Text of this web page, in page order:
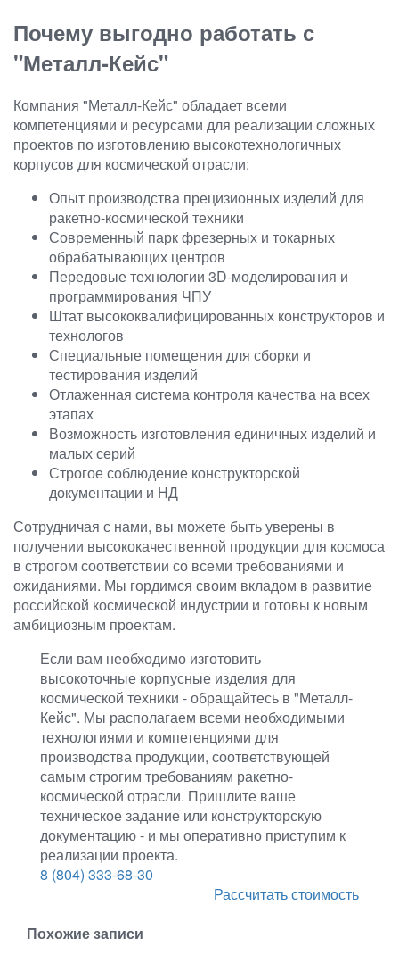
Почему выгодно работать с
"Металл-Кейс"
Компания "Металл-Кейс" обладает всеми
компетенциями и ресурсами для реализации сложных
проектов по изготовлению высокотехнологичных
корпусов для космической отрасли:
Опыт производства прецизионных изделий для
ракетно-космической техники
Современный парк фрезерных и токарных
обрабатывающих центров
Передовые технологии 3D-моделирования и
программирования ЧПУ
Штат высококвалифицированных конструкторов и
технологов
Специальные помещения для сборки и
тестирования изделий
Отлаженная система контроля качества на всех
этапах
Возможность изготовления единичных изделий и
малых серий
Строгое соблюдение конструкторской
документации и НД
Сотрудничая с нами, вы можете быть уверены в
получении высококачественной продукции для космоса
в строгом соответствии со всеми требованиями и
ожиданиями. Мы гордимся своим вкладом в развитие
российской космической индустрии и готовы к новым
амбициозным проектам.
Если вам необходимо изготовить
высокоточные корпусные изделия для
космической техники - обращайтесь в "Металл-
Кейс". Мы располагаем всеми необходимыми
технологиями и компетенциями для
производства продукции, соответствующей
самым строгим требованиям ракетно-
космической отрасли. Пришлите ваше
техническое задание или конструкторскую
документацию - и мы оперативно приступим к
реализации проекта.
8 (804) 333-68-30
Рассчитать стоимость
Похожие записи